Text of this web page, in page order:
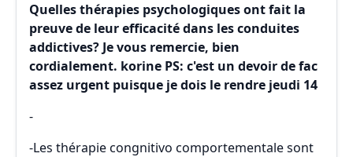
Quelles thérapies psychologiques ont fait la
preuve de leur efficacité dans les conduites
addictives? Je vous remercie, bien
cordialement. korine PS: c'est un devoir de fac
assez urgent puisque je dois le rendre jeudi 14
-
-Les thérapie congnitivo comportementale sont